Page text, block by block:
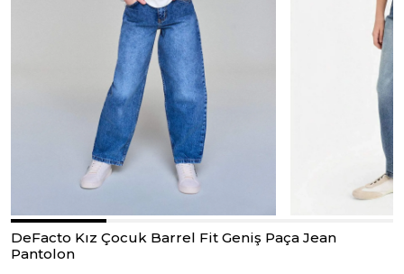
DeFacto Kız Çocuk Barrel Fit Geniş Paça Jean
Pantolon